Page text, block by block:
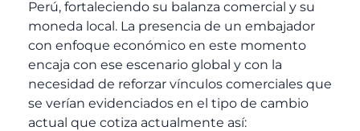
Perú, fortaleciendo su balanza comercial y su
moneda local. La presencia de un embajador
con enfoque económico en este momento
encaja con ese escenario global y con la
necesidad de reforzar vínculos comerciales que
se verían evidenciados en el tipo de cambio
actual que cotiza actualmente así: